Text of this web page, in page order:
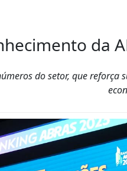
da
do setor, que